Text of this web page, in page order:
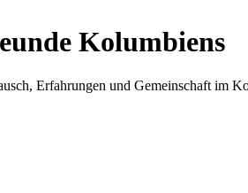
Kolumbiens
Erfahrungen und Gemeinschaft im